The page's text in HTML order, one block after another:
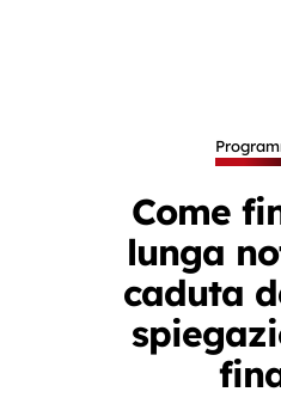
Come
lunga
caduta